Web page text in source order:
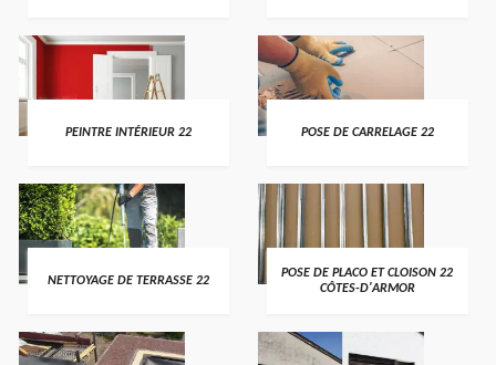
PEINTRE INTÉRIEUR 22 POSE DE CARRELAGE 22
NETTOYAGE DE TERRASSE 22
POSE DE PLACO ET CLOISON 22
CÔTES-D'ARMOR